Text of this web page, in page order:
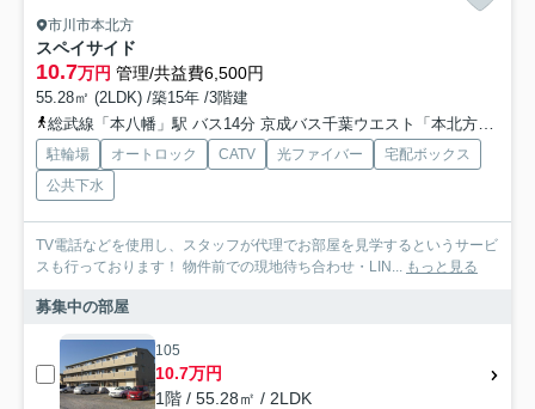
市川市本北方
スペイサイド
10.7万円 管理/共益費6,500円
55.28㎡ (2LDK) /築15年 /3階建
総武線「本八幡」駅 バス14分 京成バス千葉ウエスト「本北方一丁目」 停歩2分
駐輪場 オートロック CATV 光ファイバー
宅配ボックス
公共下水
TV電話などを使用し、スタッフが代理でお部屋を見学するというサービ
スも行っております！ 物件前での現地待ち合わせ・LIN...
もっと見る
募集中の部屋
105
10.7万円
1階 / 55.28㎡ / 2LDK